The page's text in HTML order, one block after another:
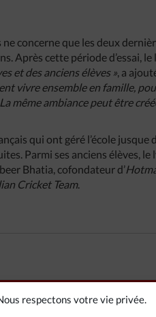
respectons votre vie privée.
concerne que les deux
Après cette période d’essai,
et des anciens élèves », a
vivre ensemble en famille,
même ambiance peut être
qui ont géré l’école jusque
Parmi ses anciens élèves,
Bhatia, cofondateur d’
Cricket Team.